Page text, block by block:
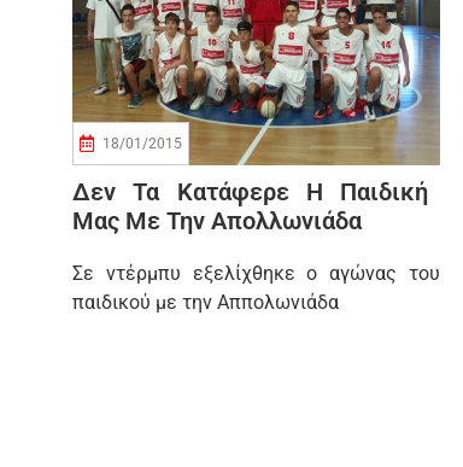
18/01/2015
Δεν Τα Κατάφερε Η Παιδική
Μας Με Την Απολλωνιάδα
Σε ντέρμπυ εξελίχθηκε ο αγώνας του
παιδικού με την Αππολωνιάδα